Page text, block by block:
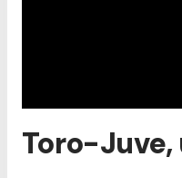
Toro-